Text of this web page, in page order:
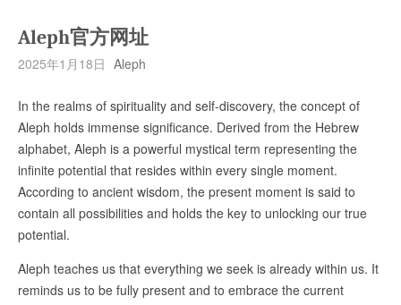
Aleph官方网址
2025年1月18日 Aleph
In the realms of spirituality and self-discovery, the concept of
Aleph holds immense significance. Derived from the Hebrew
alphabet, Aleph is a powerful mystical term representing the
infinite potential that resides within every single moment.
According to ancient wisdom, the present moment is said to
contain all possibilities and holds the key to unlocking our true
potential.
Aleph teaches us that everything we seek is already within us. It
reminds us to be fully present and to embrace the current